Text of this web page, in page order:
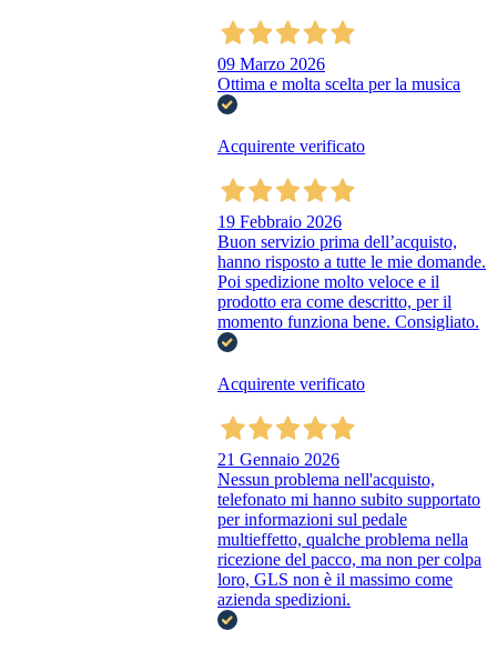
09 Marzo 2026
Ottima e molta scelta per la musica
Acquirente verificato
19 Febbraio 2026
Buon servizio prima dell’acquisto,
hanno risposto a tutte le mie domande.
Poi spedizione molto veloce e il
prodotto era come descritto, per il
momento funziona bene. Consigliato.
Acquirente verificato
21 Gennaio 2026
Nessun problema nell'acquisto,
telefonato mi hanno subito supportato
per informazioni sul pedale
multieffetto, qualche problema nella
ricezione del pacco, ma non per colpa
loro, GLS non è il massimo come
azienda spedizioni.